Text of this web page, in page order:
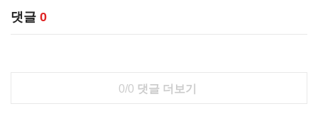
댓글 0
0/0 댓글 더보기